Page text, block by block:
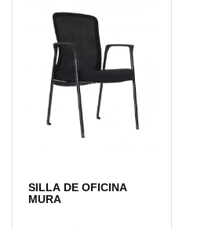
SILLA DE OFICINA
MURA